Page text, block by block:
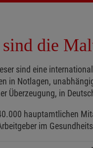
sind die
sind eine
in Notlagen,
Überzeugung, in
hauptamtlichen
im